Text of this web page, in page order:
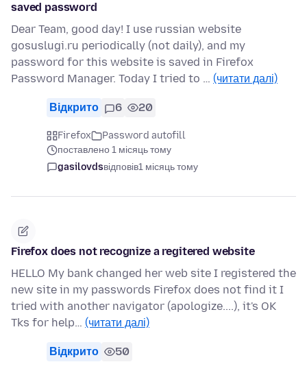
saved password
Dear Team, good day! I use russian website
gosuslugi.ru periodically (not daily), and my
password for this website is saved in Firefox
Password Manager. Today I tried to … (читати далі)
Відкрито 6 20
Firefox
Password autofill
поставлено 1 місяць тому
gasilovdsвідповів1 місяць тому
Firefox does not recognize a regitered website
HELLO My bank changed her web site I registered the
new site in my passwords Firefox does not find it I
tried with another navigator (apologize....), it's OK
Tks for help… (читати далі)
Відкрито 50